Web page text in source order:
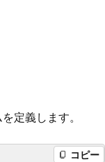
定義します。
コピー